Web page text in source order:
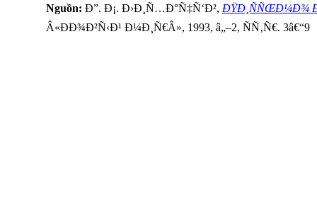
Nguồn: Ð”. Ð¡. Ð›Ð¸Ñ…Ð°Ñ‡Ñ‘Ð², ÐŸÐ¸ÑÑŒÐ¼Ð¾
Â«ÐÐ¾Ð²Ñ‹Ð¹ Ð¼Ð¸Ñ€Â», 1993, â„–2, ÑÑ‚Ñ€. 3â€“9